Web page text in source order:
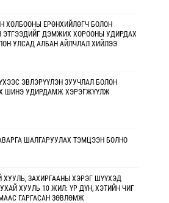
ХОЛБООНЫ ЕРӨНХИЙЛӨГЧ БОЛОН
ЭТГЭЭДИЙГ ДЭМЖИХ ХОРООНЫ УДИРДАХ
УЛСАД АЛБАН АЙЛЧЛАЛ ХИЙЛЭЭ
ЭВЛЭРҮҮЛЭН ЗУУЧЛАЛ БОЛОН
ШИНЭ УДИРДАМЖ ХЭРЭГЖҮҮЛЖ
ШАЛГАРУУЛАХ ТЭМЦЭЭН БОЛНО
ХУУЛЬ, ЗАХИРГААНЫ ХЭРЭГ ШҮҮХЭД
ХУУЛЬ 10 ЖИЛ: ҮР ДҮН, ХЭТИЙН ЧИГ
ГАРГАСАН ЗӨВЛӨМЖ